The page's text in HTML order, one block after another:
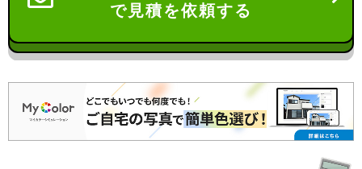
で見積を依頼する